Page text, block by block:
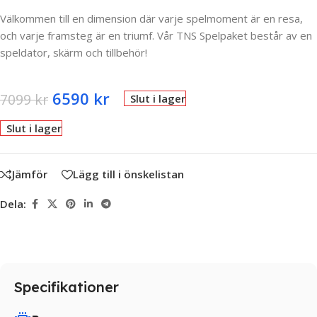
Välkommen till en dimension där varje spelmoment är en resa,
och varje framsteg är en triumf. Vår TNS Spelpaket består av en
speldator, skärm och tillbehör!
7099kr 6590 kr Slut i lager
Slut i lager
Jämför Lägg till i önskelistan
Dela:
Specifikationer